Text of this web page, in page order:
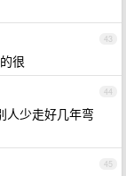
43
很
44
人少走好几年弯
45